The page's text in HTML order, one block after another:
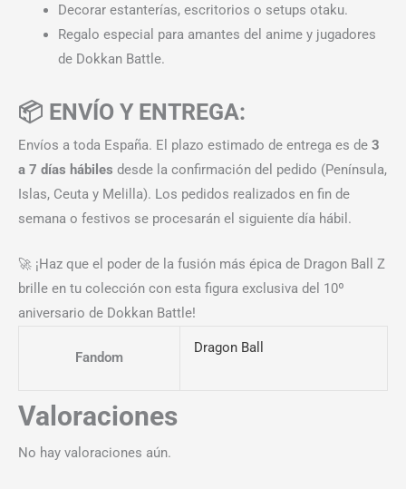
Decorar estanterías, escritorios o setups otaku.
Regalo especial para amantes del anime y jugadores
de Dokkan Battle.
📦 ENVÍO Y ENTREGA:
Envíos a toda España. El plazo estimado de entrega es de 3
a 7 días hábiles desde la confirmación del pedido (Península,
Islas, Ceuta y Melilla). Los pedidos realizados en fin de
semana o festivos se procesarán el siguiente día hábil.
🚀 ¡Haz que el poder de la fusión más épica de Dragon Ball Z
brille en tu colección con esta figura exclusiva del 10º
aniversario de Dokkan Battle!
Fandom
Dragon Ball
Valoraciones
No hay valoraciones aún.